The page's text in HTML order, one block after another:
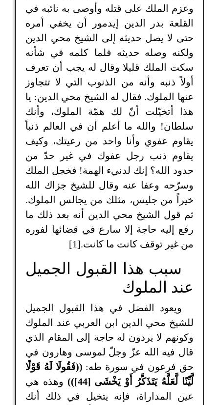
وعزم الملك على قتله وأوصى به نائبه في
القلعة بدر الدين إيدمور أن يخفي أمره
حتى لا يصل حديثه إلى الشيخ محي الدين
ولكنه وصله حديثه فلما كلمه في شأنه
سكت الملك قليلا وقال له يجب أن تعرف
أولاً ذنبه وأنه من الذنوب التي لا تتجاوز
عنها الملوك. فقال له الشيخ محي الدين: يا
هذا أتخيّلت أنّ لك همّة الملوك، وأنك
سلطان! والله ما أعلم أن في العالم ذنباً
يقاوم عفوي وأنا واحد من رعيتك، وكيف
يقاوم ذنب رجل عفوك في غير حدّ من
حدود الله؟ إنك لدنيء الهمة! فخجل الملك
وسرّحه وعفا عنه وقال للشيخ جزاك الله
خيراً من جليس، مثلك من يجالس الملوك.
ثم قول الشيخ محي الدين أنه بعد ذلك ما
رفع إليه حاجة إلا سارع في قضائها لفوره
من غير توقف كانت ما كانت.[1]
سبب هذا القبول الجميل
عند الملوك
ويعود الفضل في هذا القبول الجميل
للشيخ محي الدين ابن العربي عند الملوك
وكونهم لا يردون له حاجة إلى المقام الذي
قال فيه الله عزّ وجلّ لموسى وهارون في
حق فرعون في سورة طه: ((فَقُولَا لَهُ قَوْلًا
لَّيِّنًا لَّعَلَّهُ يَتَذَكَّرُ أَوْ يَخْشَى [44]))
وهذه هي
عين المداراة، فإنه يتخيل في ذلك أنك